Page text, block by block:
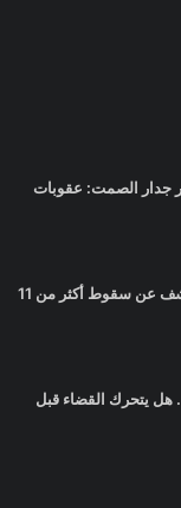
جدار الصمت: عقوبات
مجزرة في الجنوب: مصادر تكشف عن سقوط أكثر من 11
هل يتحرك القضاء قبل